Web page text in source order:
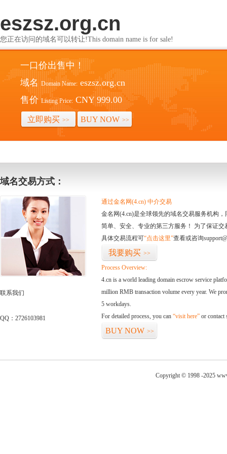
eszsz.org.cn
您正在访问的域名可以转让!This domain name is for sale!
一口价出售中！
域名 Domain Name: eszsz.org.cn
售价 Listing Price: CNY 999.00
立即购买 >> BUY NOW >>
域名交易方式：
联系我们
QQ：2726103981
通过金名网(4.cn) 中介交易
金名网(4.cn)是全球领先的域名交易服务机构
简单、安全、专业的第三方服务！ 为了保证
具体交易流程可“点击这里”查看或咨询
我要购买 >>
Process Overview:
4.cn is a world leading domain escrow service
million RMB transaction volume every year. We
5 workdays.
For detailed process, you can “visit here” or contact
BUY NOW >>
Copyright © 1998 -2025